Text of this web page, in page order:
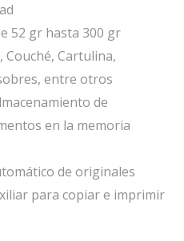
52 gr hasta 300 gr
Couché, Cartulina,
entre otros
de
en la memoria
de originales
para copiar e imprimir